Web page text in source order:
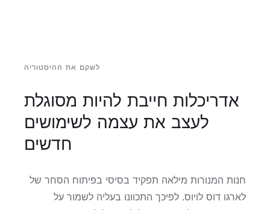
לשקם את ההיסטוריה
אדריכלות חייבת להיות מסוגלת
לעצב את עצמה לשימושים
חדשים
חנות המנורות מילאה תפקיד בסיסי בפיתוח הסחר של
לארגו דוס לויוס. לפיכך התכוונו בעליה לשמור על